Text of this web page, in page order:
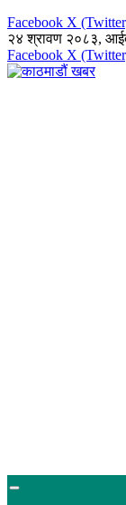
Facebook X
२४ श्रावण २०८३,
Facebook X